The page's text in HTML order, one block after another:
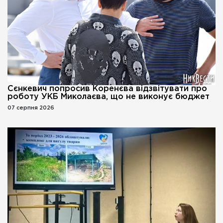
Сєнкевич попросив Коренєва відзвітувати про
роботу УКБ Миколаєва, що не виконує бюджет
07 серпня 2026